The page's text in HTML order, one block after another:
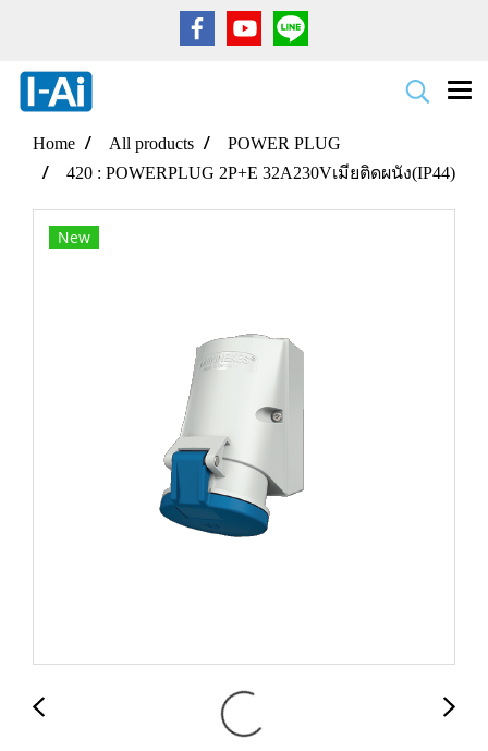
Home All products
POWER PLUG
420 : POWERPLUG 2P+E 32A230Vเมียติดผนัง(IP44)
New